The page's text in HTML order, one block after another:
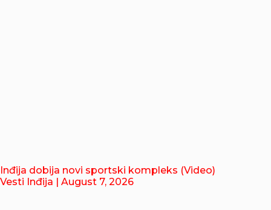
Inđija dobija novi sportski kompleks (Video)
Vesti Inđija | August 7, 2026